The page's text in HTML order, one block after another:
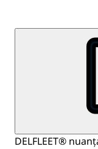
DELFLEET®